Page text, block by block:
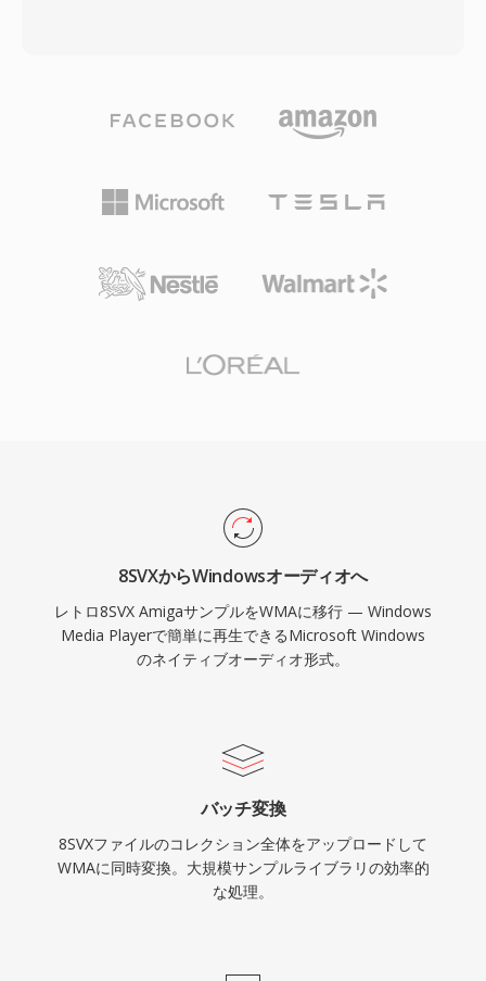
ロコンピューティング愛好家やクラシックソフト
ウェアおよびオーディオコンテンツを保存するア
ドとハイレゾオーディオ用のWMA
圧縮用のWMA Lossless、非常に低いビットレー
トでの音声コンテンツに最適化されたWMA
Media Player、Zuneエコシステムとの深い統合
ートはその時代のオンライン音楽ストアにとって
ポートはFFmpegやGStreamerなどのライブラリ
を通じて改善されましたが、Microsoft以外のデ
バイスではWMAはMP3やAACほど普遍的に互換
性がありません。この形式はレガシーメディアラ
イブラリにまだ見られますが、ストリーミングや
ポータブル使用には新しいコーデックが大部分で
8SVXからWindowsオーディオへ
レトロ8SVX AmigaサンプルをWMAに移行 — Windows
Media Playerで簡単に再生できるMicrosoft Windows
のネイティブオーディオ形式。
バッチ変換
8SVXファイルのコレクション全体をアップロードして
WMAに同時変換。大規模サンプルライブラリの効率的
な処理。